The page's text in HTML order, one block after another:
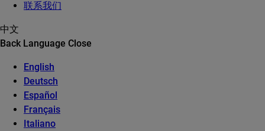
联系我们
中文
Back Language Close
English
Deutsch
Español
Français
Italiano